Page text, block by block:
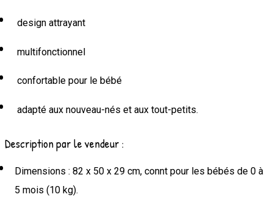
design attrayant
multifonctionnel
confortable pour le bébé
adapté aux nouveau-nés et aux tout-petits.
Description par le vendeur :
Dimensions : 82 x 50 x 29 cm, connt pour les bébés de 0 à
5 mois (10 kg).